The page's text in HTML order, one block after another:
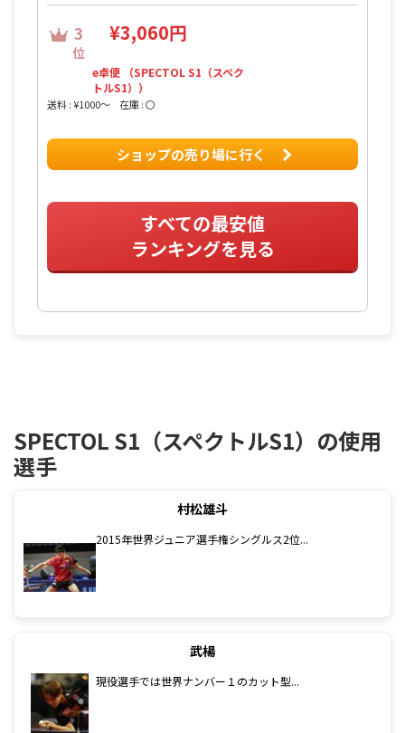
3
位
¥3,060円
e卓便 （SPECTOL S1（スペク
トルS1））
送料 : ¥1000〜 在庫 : 〇
ショップの売り場に行く
すべての最安値
ランキングを見る
SPECTOL S1（スペクトルS1）の使用
選手
村松雄斗
2015年世界ジュニア選手権シングルス2位...
武楊
現役選手では世界ナンバー１のカット型...